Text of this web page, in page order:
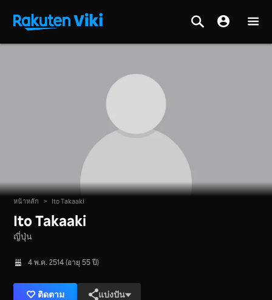
หน้าหลัก > Ito Takaaki
Ito Takaaki
ญี่ปุ่น
4 พ.ค. 2514 (อายุ 55 ปี)
ติดตาม แบ่งปัน